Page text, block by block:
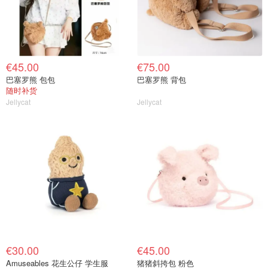
€45.00
巴塞罗熊 包包
随时补货
Jellycat
€75.00
巴塞罗熊 背包
Jellycat
€30.00
Amuseables 花生公仔 学生服
€45.00
猪猪斜挎包 粉色